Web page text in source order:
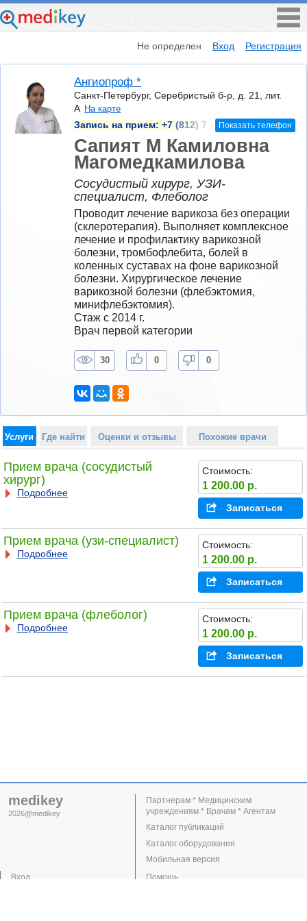
Не определен Вход Регистрация
Ангиопроф *
Санкт-Петербург, Серебристый б-р, д. 21, лит.
А На карте
Запись на прием: +7 (812) 7 Показать телефон
Сапият М Камиловна
Магомедкамилова
Сосудистый хирург, УЗИ-
специалист, Флеболог
Проводит лечение варикоза без операции
(склеротерапия). Выполняет комплексное
лечение и профилактику варикозной
болезни, тромбофлебита, болей в
коленных суставах на фоне варикозной
болезни. Хирургическое лечение
варикозной болезни (флебэктомия,
минифлебэктомия).
Стаж с 2014 г.
Врач первой категории
30 0 0
Услуги Где найти Оценки и отзывы Похожие врачи
Прием врача (сосудистый
хирург)
Подробнее
Стоимость:
1 200.00 р.
Записаться
Прием врача (узи-специалист)
Подробнее
Стоимость:
1 200.00 р.
Записаться
Прием врача (флеболог)
Подробнее
Стоимость:
1 200.00 р.
Записаться
medikey
2026@medikey
Вход
Партнерам * Медицинским
учреждениям * Врачам * Агентам
Каталог публикаций
Каталог оборудования
Мобильная версия
Помощь